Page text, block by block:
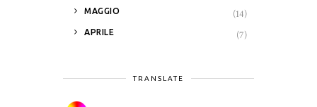
► MAGGIO (14)
► APRILE (7)
TRANSLATE